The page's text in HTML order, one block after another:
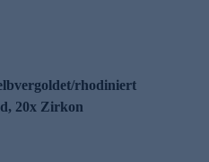
Schmuckwaren durchlaufen
sowie seitens unserer
Unter anderem gehört
mit den Bestimmungen
Schmuckstück und
rhodiniert
20x Zirkon